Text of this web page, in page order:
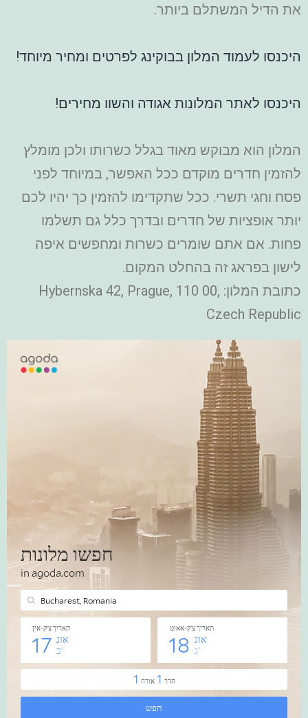
את הדיל המשתלם ביותר.
היכנסו לעמוד המלון בבוקינג לפרטים ומחיר מיוחד!
היכנסו לאתר המלונות אגודה והשוו מחירים!
המלון הוא מבוקש מאוד בגלל כשרותו ולכן מומלץ
להזמין חדרים מוקדם ככל האפשר, במיוחד לפני
פסח וחגי תשרי. ככל שתקדימו להזמין כך יהיו לכם
יותר אופציות של חדרים ובדרך כלל גם תשלמו
פחות. אם אתם שומרים כשרות ומחפשים איפה
לישון בפראג זה בהחלט המקום.
כתובת המלון: Hybernska 42, Prague, 110 00,
Czech Republic